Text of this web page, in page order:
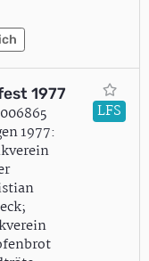
1977
1977:
LFS